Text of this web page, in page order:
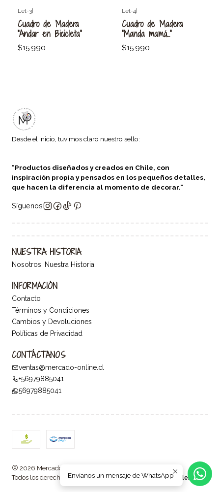
Let-3|
Cuadro de Madera
"Andar en Bicicleta"
$15.990
Let-4|
Cuadro de Madera
"Manda mamá..."
$15.990
Desde el inicio, tuvimos claro nuestro sello:
“Productos diseñados y creados en Chile, con
inspiración propia y pensados en los pequeños detalles,
que hacen la diferencia al momento de decorar.”
Síguenos
NUESTRA HISTORIA
Nosotros, Nuestra Historia
INFORMACIÓN
Contacto
Términos y Condiciones
Cambios y Devoluciones
Políticas de Privacidad
CONTÁCTANOS
ventas@mercado-online.cl
+56979885041
56979885041
2026 Mercado Online.
Todos los derechos reservados.Desarrollado por Jumpseller
Envíanos un mensaje de WhatsApp